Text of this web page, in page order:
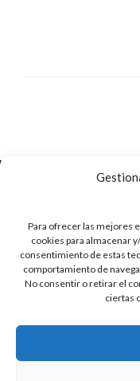
Para ofrecer las mejores
cookies para almacenar
consentimiento de estas
comportamiento de
No consentir o retirar el
ciertas
16410
info